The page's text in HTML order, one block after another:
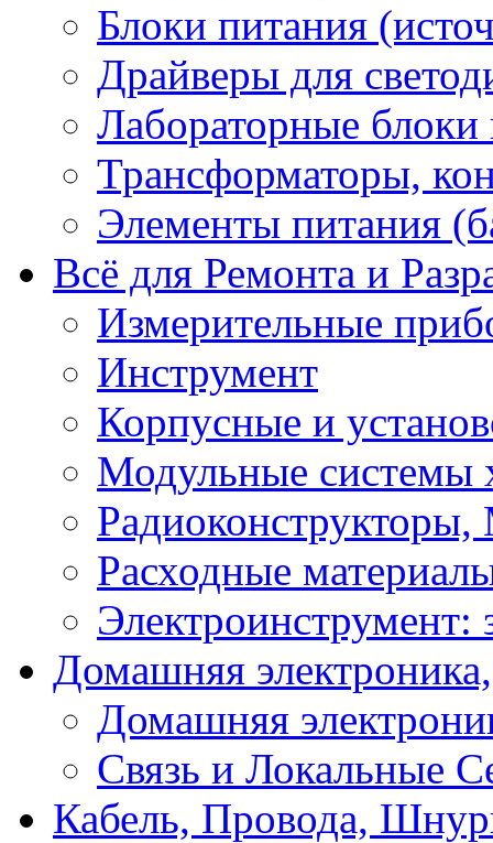
Блоки питания
Драйверы для
Лабораторные блоки
Трансформаторы,
Элементы питания
Всё для Ремонта и
Измерительные
Инструмент
Корпусные и
Модульные системы
Расходные
Электроинструмент:
Домашняя
Домашняя
Связь и Локальные
Кабель, Провода,